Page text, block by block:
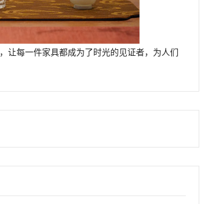
，让每一件家具都成为了时光的见证者，为人们